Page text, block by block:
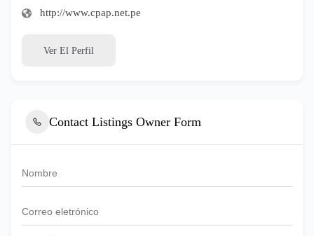
http://www.cpap.net.pe
Ver El Perfil
Contact Listings Owner Form